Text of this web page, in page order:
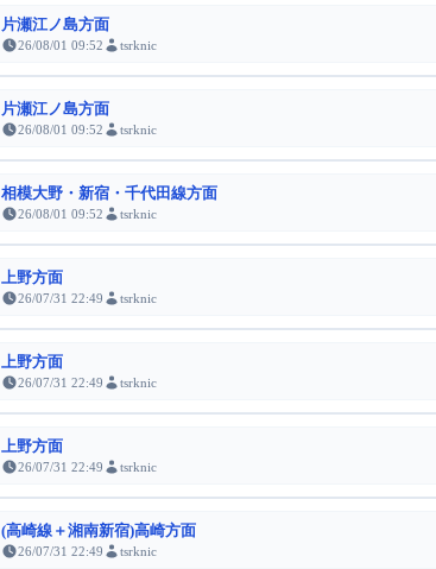
片瀬江ノ島方面
26/08/01 09:52 tsrknic
片瀬江ノ島方面
26/08/01 09:52 tsrknic
相模大野・新宿・千代田線方面
26/08/01 09:52 tsrknic
上野方面
26/07/31 22:49 tsrknic
上野方面
26/07/31 22:49 tsrknic
上野方面
26/07/31 22:49 tsrknic
(高崎線＋湘南新宿)高崎方面
26/07/31 22:49 tsrknic